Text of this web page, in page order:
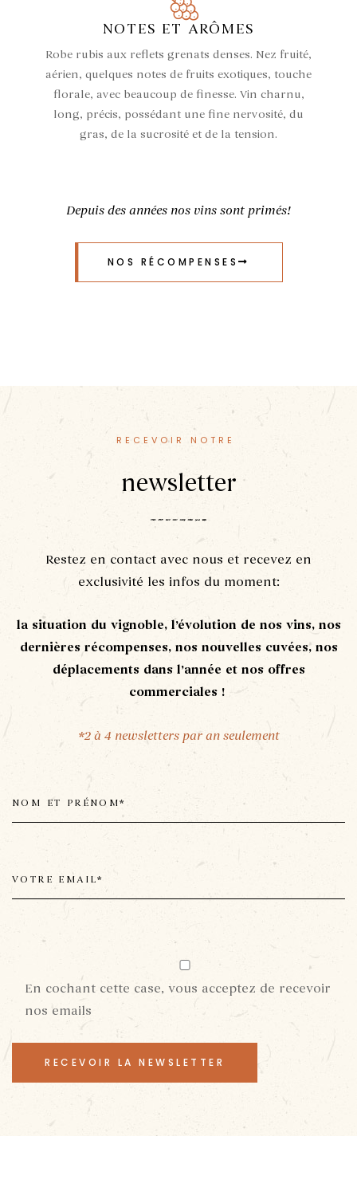
NOTES ET ARÔMES
Robe rubis aux reflets grenats denses. Nez fruité,
aérien, quelques notes de fruits exotiques, touche
florale, avec beaucoup de finesse. Vin charnu,
long, précis, possédant une fine nervosité, du
gras, de la sucrosité et de la tension.
Depuis des années nos vins sont primés!
NOS RÉCOMPENSES
RECEVOIR NOTRE
newsletter
Restez en contact avec nous et recevez en
exclusivité les infos du moment:
la situation du vignoble, l’évolution de nos vins, nos
dernières récompenses, nos nouvelles cuvées, nos
déplacements dans l’année et nos offres
commerciales !
*2 à 4 newsletters par an seulement
En cochant cette case, vous acceptez de recevoir
nos emails